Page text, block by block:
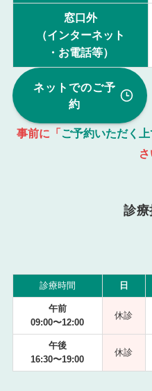
窓口外
（インターネット
・お電話等）
ネットでのご予
約
事前に「ご予約いただく
さ
診療
診療時間 日
午前
09:00〜12:00
休診
午後
16:30〜19:00
休診